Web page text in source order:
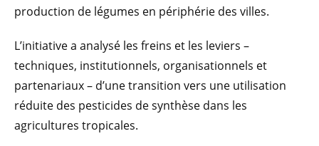
production de légumes en périphérie des villes.
L’initiative a analysé les freins et les leviers –
techniques, institutionnels, organisationnels et
partenariaux – d’une transition vers une utilisation
réduite des pesticides de synthèse dans les
agricultures tropicales.